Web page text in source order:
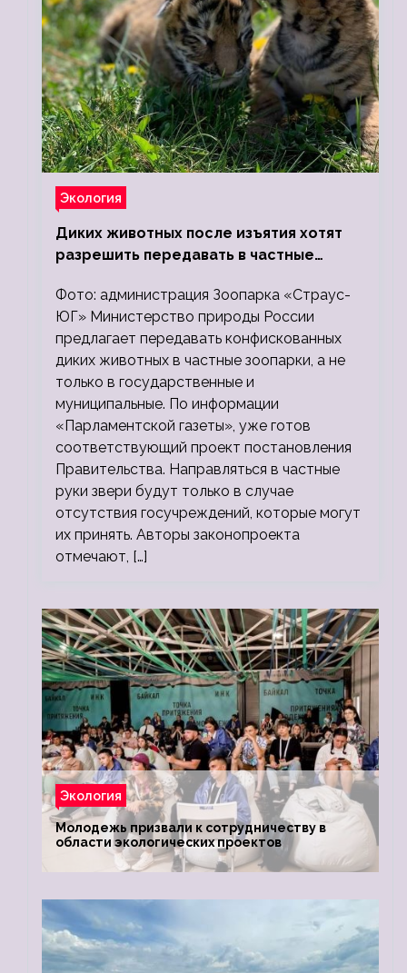
Экология
Диких животных после изъятия хотят
разрешить передавать в частные
Фото: администрация Зоопарка «Страус-
ЮГ» Министерство природы России
предлагает передавать конфискованных
диких животных в частные зоопарки, а не
только в государственные и
муниципальные. По информации
«Парламентской газеты», уже готов
соответствующий проект постановления
Правительства. Направляться в частные
руки звери будут только в случае
отсутствия госучреждений, которые могут
их принять. Авторы законопроекта
отмечают, […]
Экология
Молодежь призвали к сотрудничеству в
области экологических проектов